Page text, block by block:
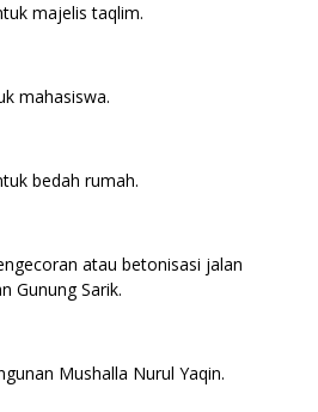
majelis taqlim.
mahasiswa.
bedah rumah.
atau betonisasi jalan
Gunung Sarik.
Mushalla Nurul Yaqin.